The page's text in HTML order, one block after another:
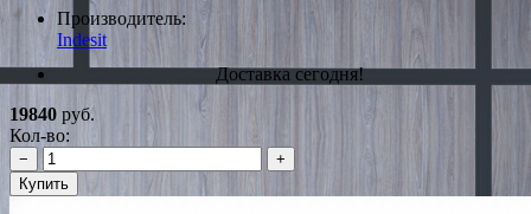
Производитель:
Indesit
Доставка сегодня!
19840 руб.
Кол-во:
−
+
Купить